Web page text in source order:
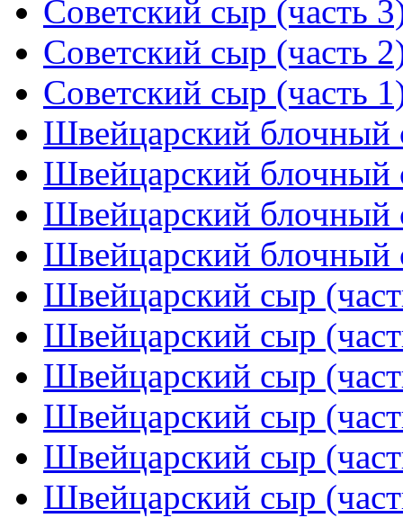
Советский сыр (часть
Советский сыр (часть
Советский сыр (часть
Швейцарский блочный
Швейцарский блочный
Швейцарский блочный
Швейцарский блочный
Швейцарский сыр
Швейцарский сыр
Швейцарский сыр
Швейцарский сыр
Швейцарский сыр
Швейцарский сыр